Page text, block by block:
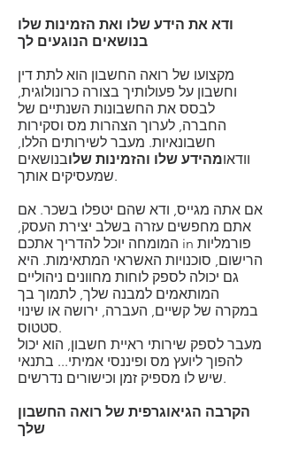
ודא את הידע שלו ואת הזמינות שלו
בנושאים הנוגעים לך
מקצועו של רואה החשבון הוא לתת דין
וחשבון על פעולותיך בצורה כרונולוגית,
לבסס את החשבונות השנתיים של
החברה, לערוך הצהרות מס וסקירות
חשבונאיות. מעבר לשירותים הללו,
וודאומהידע שלו והזמינות שלובנושאים
שמעסיקים אותך.
אם אתה מגייס, ודא שהם יטפלו בשכר. אם
אתם מחפשים עזרה בשלב יצירת העסק,
המומחה יוכל להדריך אתכם in פורמליות
הרישום, סוכנויות האשראי המתאימות. היא
גם יכולה לספק לוחות מחוונים ניהוליים
המותאמים למבנה שלך, לתמוך בך
במקרה של קשיים, העברה, ירושה או שינוי
סטטוס.
מעבר לספק שירותי ראיית חשבון, הוא יכול
להפוך ליועץ מס ופיננסי אמיתי... בתנאי
שיש לו מספיק זמן וכישורים נדרשים.
הקרבה הגיאוגרפית של רואה החשבון
שלך